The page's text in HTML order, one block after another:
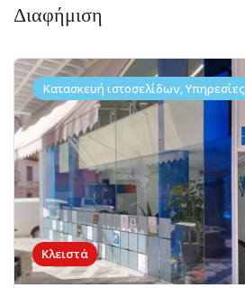
Διαφήμιση
Κλειστά
Κατασκευή ιστοσελίδων, Υπηρεσίες